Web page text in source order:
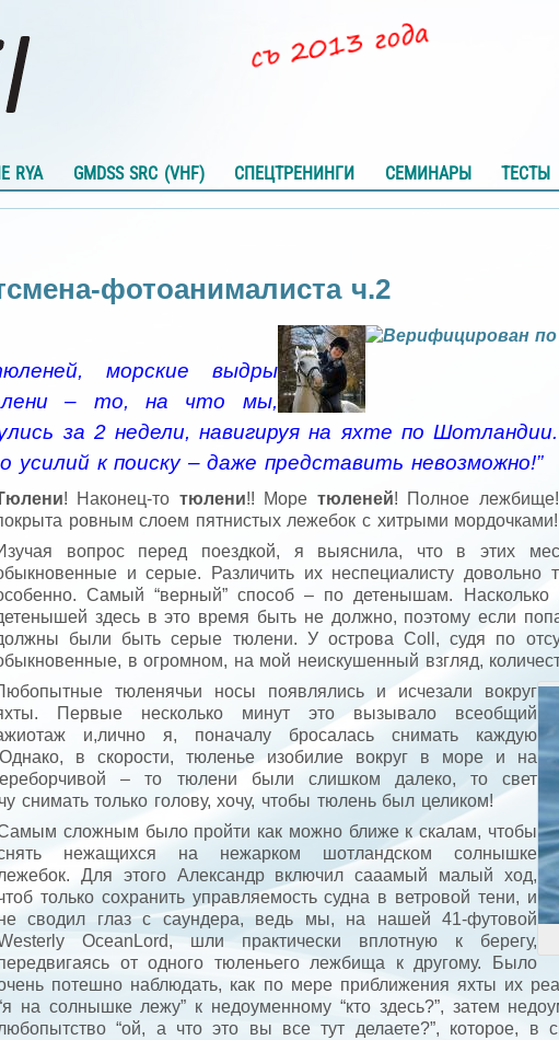
RYA GMDSS SRC (VHF) СПЕЦТРЕНИНГИ СЕМИНАРЫ ТЕСТЫ
фотоанималиста ч.2
морские выдры
– то, на что мы,
за 2 недели, навигируя на яхте по
усилий к поиску – даже представить невозможно!”
! Наконец-то тюлени!! Море тюленей! Полное лежбище!
ровным слоем пятнистых лежебок с хитрыми мордочками!
вопрос перед поездкой, я выяснила, что в этих
и серые. Различить их неспециалисту довольно
Самый “верный” способ – по детенышам.
здесь в это время быть не должно, поэтому если
были быть серые тюлени. У острова Coll, судя по
в огромном, на мой неискушенный взгляд,
тюленячьи носы появлялись и исчезали вокруг
Первые несколько минут это вызывало всеобщий
и,лично я, поначалу бросалась снимать каждую
в скорости, тюленье изобилие вокруг в море и на
– то тюлени были слишком далеко, то свет
только голову, хочу, чтобы тюлень был целиком!
сложным было пройти как можно ближе к скалам, чтобы
нежащихся на нежарком шотландском солнышке
Для этого Александр включил сааамый малый ход,
только сохранить управляемость судна в ветровой тени, и
сводил глаз с саундера, ведь мы, на нашей 41-футовой
OceanLord, шли практически вплотную к берегу,
от одного тюленьего лежбища к другому. Было
потешно наблюдать, как по мере приближения яхты их
на солнышке лежу” к недоуменному “кто здесь?”, затем
“ой, а что это вы все тут делаете?”, которое, в